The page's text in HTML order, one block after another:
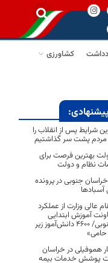
کشاورزی
پیشنهادی:
شرایط پس از انقلاب را
مردم پشت سر گذاشتیم
بهترین فرصت برای
نظام و دولت
جنوبی در پرونده
عالی وزارت از عملکرد
آموزش ابتدایی
خراسان جنوبی/ ۴۶۰۰ دانش‌آموز زیر
هموفیلی در خراسان
پوشش خدمات بیمه